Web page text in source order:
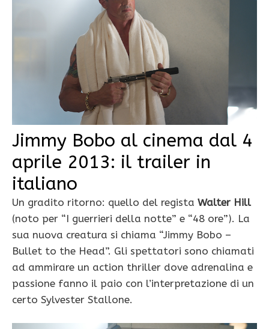
Jimmy Bobo al cinema dal 4
aprile 2013: il trailer in
italiano
Un gradito ritorno: quello del regista Walter Hill
(noto per “I guerrieri della notte” e “48 ore”). La
sua nuova creatura si chiama “Jimmy Bobo –
Bullet to the Head”. Gli spettatori sono chiamati
ad ammirare un action thriller dove adrenalina e
passione fanno il paio con l’interpretazione di un
certo Sylvester Stallone.